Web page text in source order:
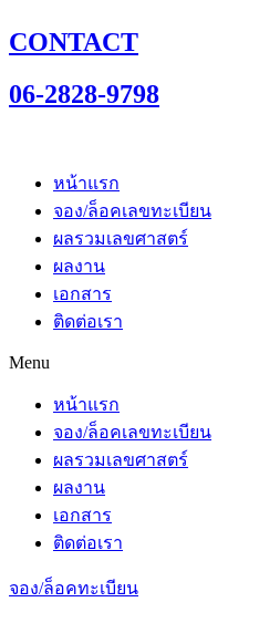
CONTACT
06-2828-9798
หน้าแรก
จอง/ล็อคเลขทะเบียน
ผลรวมเลขศาสตร์
ผลงาน
เอกสาร
ติดต่อเรา
Menu
หน้าแรก
จอง/ล็อคเลขทะเบียน
ผลรวมเลขศาสตร์
ผลงาน
เอกสาร
ติดต่อเรา
จอง/ล็อคทะเบียน